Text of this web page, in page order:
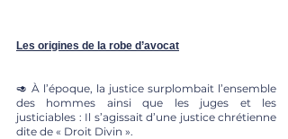
Les origines de la robe d’avocat
🥑 À l’époque, la justice surplombait l’ensemble
des hommes ainsi que les juges et les
justiciables : Il s’agissait d’une justice chrétienne
dite de « Droit Divin ».